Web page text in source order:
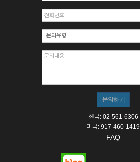
한국: 02-561-6306
미국: 917-460-1419
FAQ